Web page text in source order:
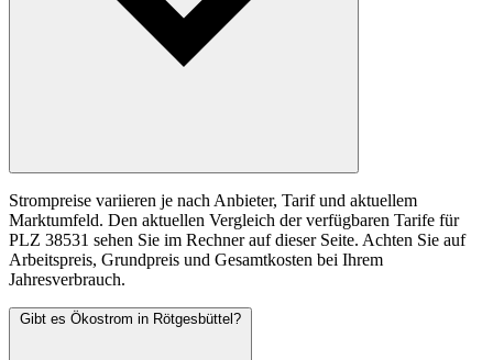
Strompreise variieren je nach Anbieter, Tarif und aktuellem
Marktumfeld. Den aktuellen Vergleich der verfügbaren Tarife für
PLZ 38531 sehen Sie im Rechner auf dieser Seite. Achten Sie auf
Arbeitspreis, Grundpreis und Gesamtkosten bei Ihrem
Jahresverbrauch.
Gibt es Ökostrom in Rötgesbüttel?